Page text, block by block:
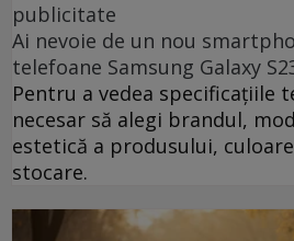
publicitate
Ai nevoie de un nou
telefoane Samsung Galaxy
Pentru a vedea specificațiile
necesar să alegi brandul,
estetică a produsului,
stocare.